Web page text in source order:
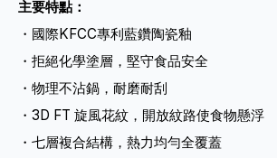
主要特點：
・國際KFCC專利藍鑽陶瓷釉
・拒絕化學塗層，堅守食品安全
・物理不沾鍋，耐磨耐刮
・3D FT 旋風花紋，開放紋路使食物懸浮
・七層複合結構，熱力均勻全覆蓋